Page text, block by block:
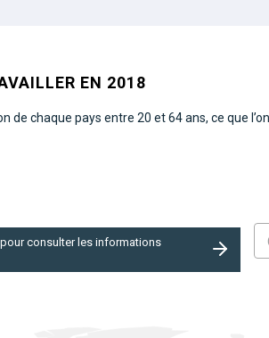
EN 2018
chaque pays entre 20 et 64 ans, ce que
consulter les informations